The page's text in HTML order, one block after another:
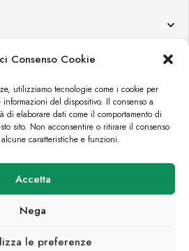
Consenso Cookie
utilizziamo tecnologie come i cookie per
del dispositivo. Il consenso a
di elaborare dati come il comportamento di
sito. Non acconsentire o ritirare il consenso
caratteristiche e funzioni.
Accetta
Nega
le preferenze
© FORTUEXPO
CROMÌA LAB